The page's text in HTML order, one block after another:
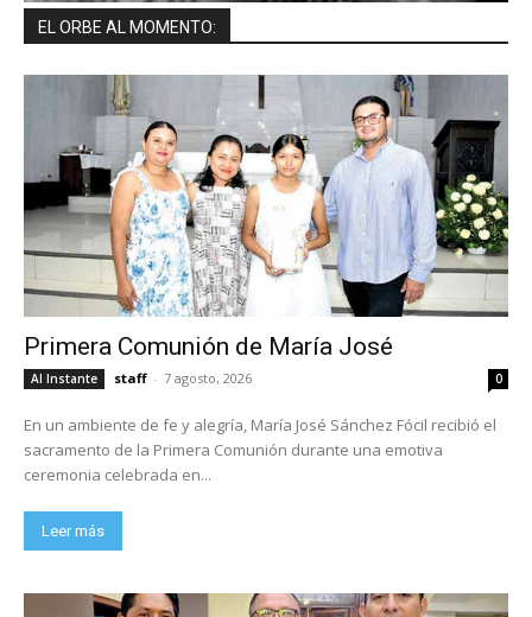
EL ORBE AL MOMENTO:
Primera Comunión de María José
Al Instante staff - 7 agosto, 2026 0
En un ambiente de fe y alegría, María José Sánchez Fócil recibió el
sacramento de la Primera Comunión durante una emotiva
ceremonia celebrada en...
Leer más